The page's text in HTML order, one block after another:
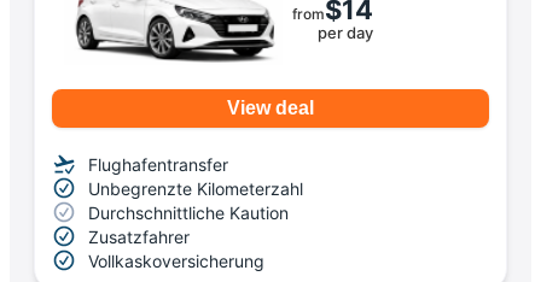
from$14
per day
View deal
Flughafentransfer
Unbegrenzte Kilometerzahl
Durchschnittliche Kaution
Zusatzfahrer
Vollkaskoversicherung